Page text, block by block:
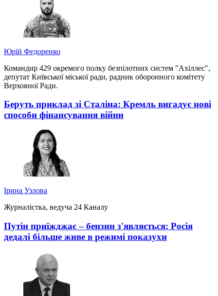
Юрій Федоренко
Командир 429 окремого полку безпілотних систем "Ахіллес",
депутат Київської міської ради, радник оборонного комітету
Верховної Ради.
Беруть приклад зі Сталіна: Кремль вигадує нові
способи фінансування війни
Ірина Узлова
Журналістка, ведуча 24 Каналу
Путін приїжджає – бензин з'являється: Росія
дедалі більше живе в режимі показухи